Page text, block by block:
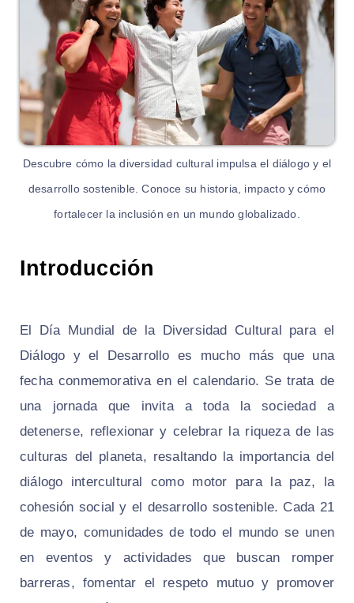
Descubre cómo la diversidad cultural impulsa el diálogo y el
desarrollo sostenible. Conoce su historia, impacto y cómo
fortalecer la inclusión en un mundo globalizado.
Introducción
El Día Mundial de la Diversidad Cultural para el
Diálogo y el Desarrollo es mucho más que una
fecha conmemorativa en el calendario. Se trata de
una jornada que invita a toda la sociedad a
detenerse, reflexionar y celebrar la riqueza de las
culturas del planeta, resaltando la importancia del
diálogo intercultural como motor para la paz, la
cohesión social y el desarrollo sostenible. Cada 21
de mayo, comunidades de todo el mundo se unen
en eventos y actividades que buscan romper
barreras, fomentar el respeto mutuo y promover